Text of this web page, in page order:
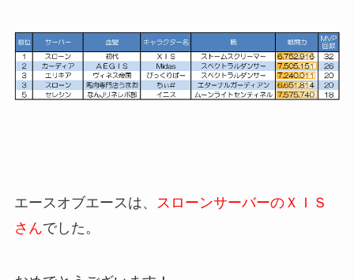
エースオブエースは、
スローンサーバーのＸＩＳ
さんでした。